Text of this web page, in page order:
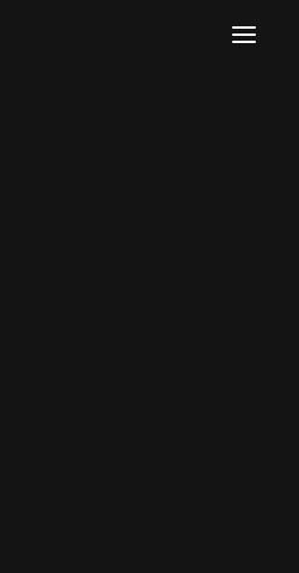
perspective-2-v03
15-perspective-2-v03